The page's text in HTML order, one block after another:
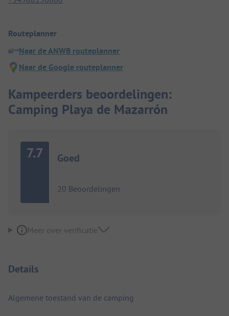
Routeplanner
Naar de ANWB routeplanner
Naar de Google routeplanner
Kampeerders beoordelingen:
Camping Playa de Mazarrón
7.7 Goed
20 Beoordelingen
Meer over verificatie
Details
Algemene toestand van de camping